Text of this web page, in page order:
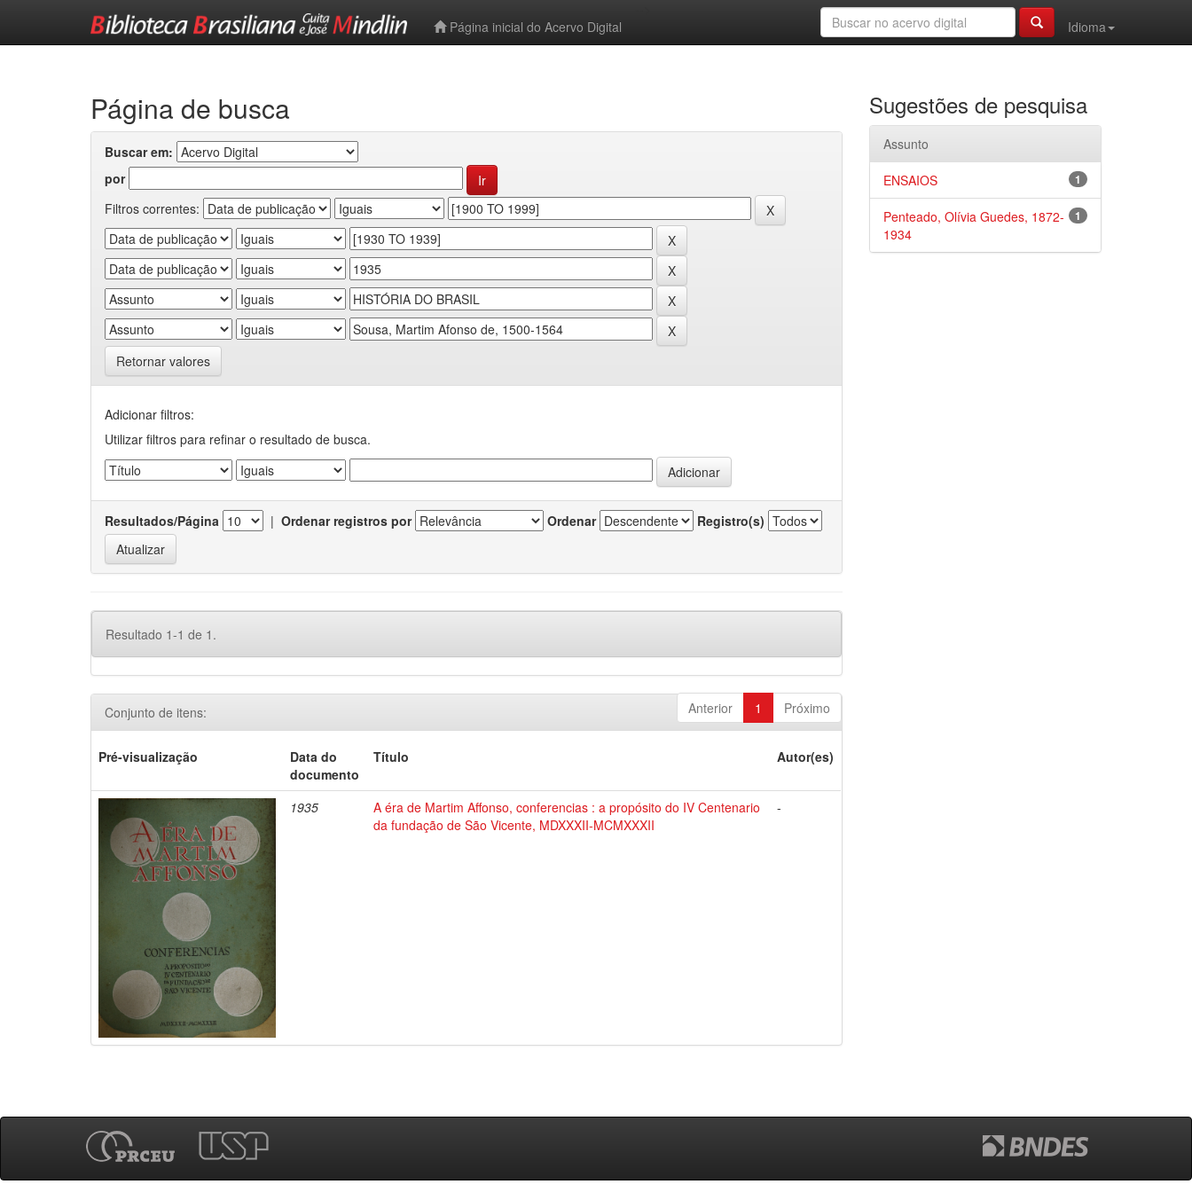
Página inicial do Acervo Digital
Idioma
Página de busca
Buscar em:
por
Filtros correntes:
Retornar valores
Adicionar filtros:
Utilizar filtros para refinar o resultado de busca.
Resultados/Página | Ordenar registros por Ordenar Registro(s)
Resultado 1-1 de 1.
Anterior 1 Próximo
Conjunto de itens:
Pré-visualização
Data do
documento
Título Autor(es)
1935
A éra de Martim Affonso, conferencias : a propósito do IV Centenario
da fundação de São Vicente, MDXXXII-MCMXXXII
-
Sugestões de pesquisa
Assunto
1
ENSAIOS
1
Penteado, Olívia Guedes, 1872-
1934